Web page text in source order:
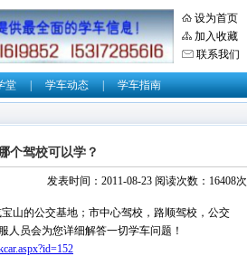
设为首页
加入收藏
联系我们
堂|学车动态|学车指南
个驾校可以学？
发表时间：2011-08-23 阅读次数：16408次
山的公交基地；市中心驾校，路顺驾校，公交
人员会为您详细解答一切学车问题！